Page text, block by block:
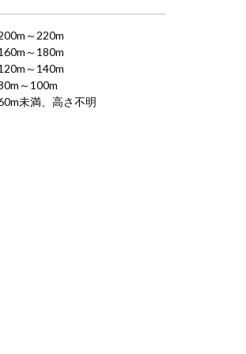
～220m
～180m
～140m
～100m
未満、高さ不明